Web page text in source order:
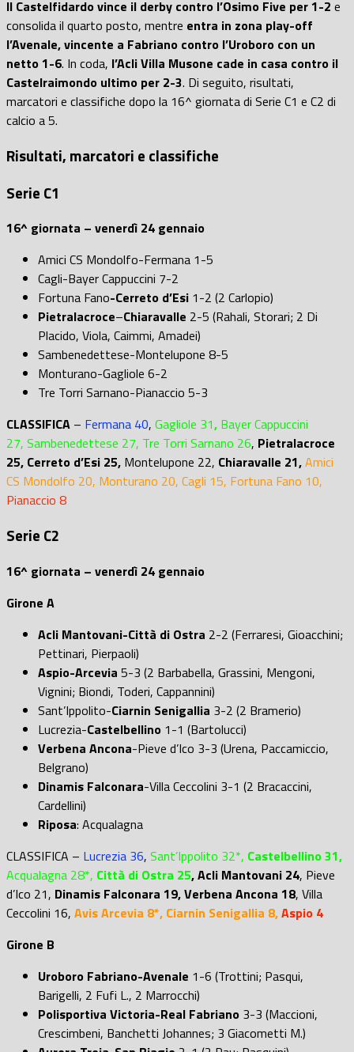
Il Castelfidardo vince il derby contro l’Osimo Five per 1-2 e
consolida il quarto posto, mentre entra in zona play-off
l’Avenale, vincente a Fabriano contro l’Uroboro con un
netto 1-6. In coda, l’Acli Villa Musone cade in casa contro il
Castelraimondo ultimo per 2-3. Di seguito, risultati,
marcatori e classifiche dopo la 16^ giornata di Serie C1 e C2 di
calcio a 5.
Risultati, marcatori e classifiche
Serie C1
16^ giornata – venerdì 24 gennaio
Amici CS Mondolfo-Fermana 1-5
Cagli-Bayer Cappuccini 7-2
Fortuna Fano-Cerreto d’Esi 1-2 (2 Carlopio)
Pietralacroce–Chiaravalle 2-5 (Rahali, Storari; 2 Di
Placido, Viola, Caimmi, Amadei)
Sambenedettese-Montelupone 8-5
Monturano-Gagliole 6-2
Tre Torri Sarnano-Pianaccio 5-3
CLASSIFICA – Fermana 40, Gagliole 31, Bayer Cappuccini
27, Sambenedettese 27, Tre Torri Sarnano 26, Pietralacroce
25, Cerreto d’Esi 25, Montelupone 22, Chiaravalle 21,Amici
CS Mondolfo 20, Monturano 20, Cagli 15, Fortuna Fano 10,
Pianaccio 8
Serie C2
16^ giornata – venerdì 24 gennaio
Girone A
Acli Mantovani-Città di Ostra 2-2 (Ferraresi, Gioacchini;
Pettinari, Pierpaoli)
Aspio-Arcevia 5-3 (2 Barbabella, Grassini, Mengoni,
Vignini; Biondi, Toderi, Cappannini)
Sant’Ippolito-Ciarnin Senigallia 3-2 (2 Bramerio)
Lucrezia-Castelbellino 1-1 (Bartolucci)
Verbena Ancona-Pieve d’Ico 3-3 (Urena, Paccamiccio,
Belgrano)
Dinamis Falconara-Villa Ceccolini 3-1 (2 Bracaccini,
Cardellini)
Riposa: Acqualagna
CLASSIFICA – Lucrezia 36, Sant’Ippolito 32*, Castelbellino 31,
Acqualagna 28*, Città di Ostra 25, Acli Mantovani 24, Pieve
d’Ico 21, Dinamis Falconara 19, Verbena Ancona 18, Villa
Ceccolini 16, Avis Arcevia 8*, Ciarnin Senigallia 8,Aspio 4
Girone B
Uroboro Fabriano-Avenale 1-6 (Trottini; Pasqui,
Barigelli, 2 Fufi L., 2 Marrocchi)
Polisportiva Victoria-Real Fabriano 3-3 (Maccioni,
Crescimbeni, Banchetti Johannes; 3 Giacometti M.)